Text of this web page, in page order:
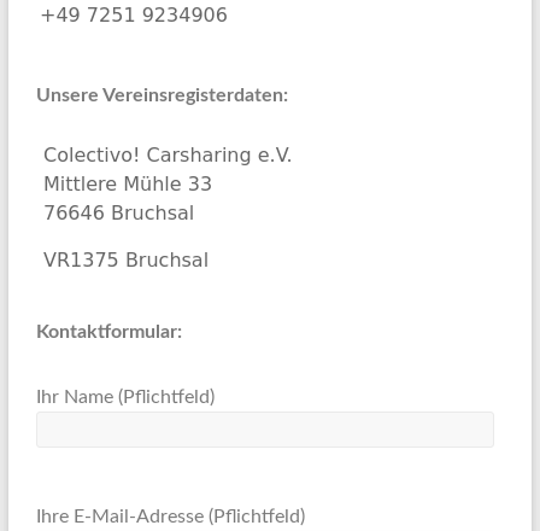
Unsere Vereinsregisterdaten:
Kontaktformular:
Ihr Name (Pflichtfeld)
Ihre E-Mail-Adresse (Pflichtfeld)